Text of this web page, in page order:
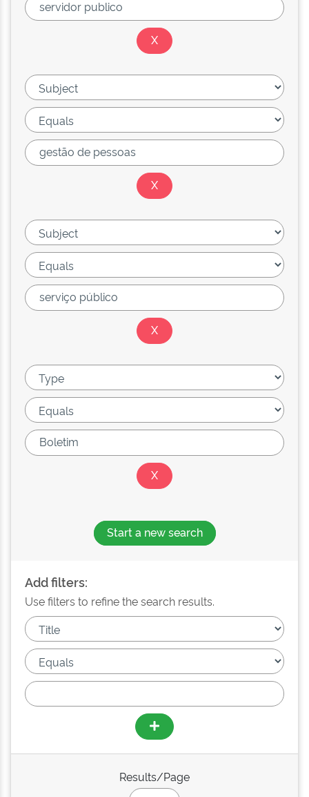
Start a new search
Add filters:
Use filters to refine the search results.
Results/Page